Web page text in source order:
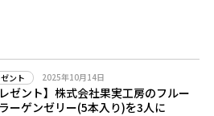
ント 2025年10月14日
レゼント】株式会社果実工房のフルー
ーゲンゼリー(5本入り)を3人に